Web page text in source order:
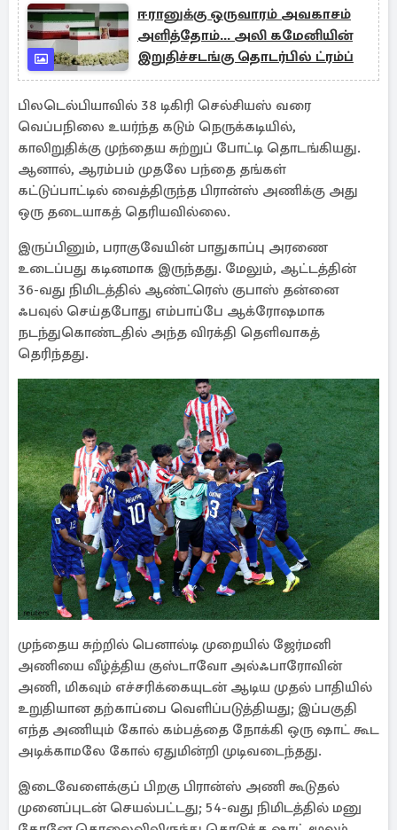
ஈரானுக்கு ஒருவாரம் அவகாசம்
அளித்தோம்... அலி கமேனியின்
இறுதிச்சடங்கு தொடர்பில் ட்ரம்ப்
பிலடெல்பியாவில் 38 டிகிரி செல்சியஸ் வரை
வெப்பநிலை உயர்ந்த கடும் நெருக்கடியில்,
காலிறுதிக்கு முந்தைய சுற்றுப் போட்டி தொடங்கியது.
ஆனால், ஆரம்பம் முதலே பந்தை தங்கள்
கட்டுப்பாட்டில் வைத்திருந்த பிரான்ஸ் அணிக்கு அது
ஒரு தடையாகத் தெரியவில்லை.
இருப்பினும், பராகுவேயின் பாதுகாப்பு அரணை
உடைப்பது கடினமாக இருந்தது. மேலும், ஆட்டத்தின்
36-வது நிமிடத்தில் ஆண்ட்ரெஸ் குபாஸ் தன்னை
ஃபவுல் செய்தபோது எம்பாப்பே ஆக்ரோஷமாக
நடந்துகொண்டதில் அந்த விரக்தி தெளிவாகத்
தெரிந்தது.
முந்தைய சுற்றில் பெனால்டி முறையில் ஜேர்மனி
அணியை வீழ்த்திய குஸ்டாவோ அல்ஃபாரோவின்
அணி, மிகவும் எச்சரிக்கையுடன் ஆடிய முதல் பாதியில்
உறுதியான தற்காப்பை வெளிப்படுத்தியது; இப்பகுதி
எந்த அணியும் கோல் கம்பத்தை நோக்கி ஒரு ஷாட் கூட
அடிக்காமலே கோல் ஏதுமின்றி முடிவடைந்தது.
இடைவேளைக்குப் பிறகு பிரான்ஸ் அணி கூடுதல்
முனைப்புடன் செயல்பட்டது; 54-வது நிமிடத்தில் மனு